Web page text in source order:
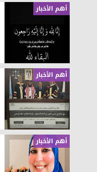
أهم الأخبار
أهم الأخبار
أهم الأخبار